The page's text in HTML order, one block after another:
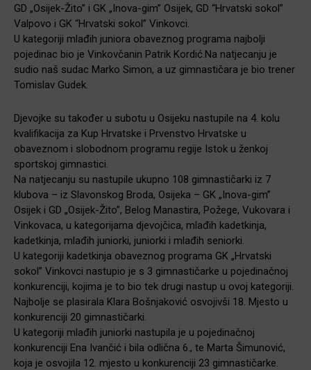
GD „Osijek-Žito” i GK „Inova-gim” Osijek, GD “Hrvatski sokol”
Valpovo i GK “Hrvatski sokol” Vinkovci.
U kategoriji mlađih juniora obaveznog programa najbolji
pojedinac bio je Vinkovčanin Patrik Kordić.Na natjecanju je
sudio naš sudac Marko Simon, a uz gimnastičara je bio trener
Tomislav Gudek.
Djevojke su također u subotu u Osijeku nastupile na 4. kolu
kvalifikacija za Kup Hrvatske i Prvenstvo Hrvatske u
obaveznom i slobodnom programu regije Istok u ženkoj
sportskoj gimnastici.
Na natjecanju su nastupile ukupno 108 gimnastičarki iz 7
klubova – iz Slavonskog Broda, Osijeka – GK „Inova-gim”
Osijek i GD „Osijek-Žito”, Belog Manastira, Požege, Vukovara i
Vinkovaca, u kategorijama djevojčica, mlađih kadetkinja,
kadetkinja, mlađih juniorki, juniorki i mlađih seniorki.
U kategoriji kadetkinja obaveznog programa GK „Hrvatski
sokol” Vinkovci nastupio je s 3 gimnastičarke u pojedinačnoj
konkurenciji, kojima je to bio tek drugi nastup u ovoj kategoriji.
Najbolje se plasirala Klara Bošnjaković osvojivši 18. Mjesto u
konkurenciji 20 gimnastičarki.
U kategoriji mlađih juniorki nastupila je u pojedinačnoj
konkurenciji Ena Ivančić i bila odlična 6., te Marta Šimunović,
koja je osvojila 12. mjesto u konkurenciji 23 gimnastičarke.